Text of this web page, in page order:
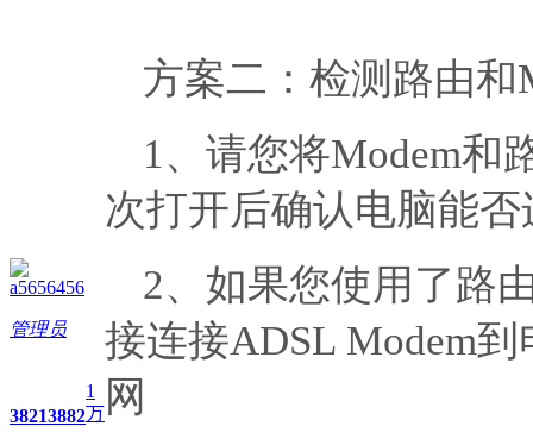
a5656456
管理员
38213882
1
万
方案二：检测路由和
1、请您将Modem和
次打开后确认电脑能
2、如果您使用了路
接连接ADSL Modem
网